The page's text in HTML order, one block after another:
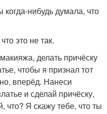
нибудь думала, что
это не так.
делать причёску
чтобы я признал тот
вперёд. Нанеси
и сделай причёску,
что? Я скажу тебе, что ты